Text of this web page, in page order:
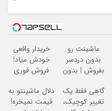
ماشینت رو
بدون دردسر
بفروش | بدون
خریدار واقعی
خودش میاد!
فروش فوری
مکانیک
گاهی فقط یک
تغییر کوچیک،
دلال ماشینتو به
قیمت نمیخره!